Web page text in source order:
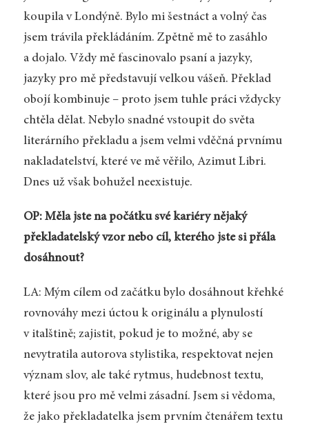
koupila v Londýně. Bylo mi šestnáct a volný čas
jsem trávila překládáním. Zpětně mě to zasáhlo
a dojalo. Vždy mě fascinovalo psaní a jazyky,
jazyky pro mě představují velkou vášeň. Překlad
obojí kombinuje – proto jsem tuhle práci vždycky
chtěla dělat. Nebylo snadné vstoupit do světa
literárního překladu a jsem velmi vděčná prvnímu
nakladatelství, které ve mě věřilo, Azimut Libri.
Dnes už však bohužel neexistuje.
OP: Měla jste na počátku své kariéry nějaký
překladatelský vzor nebo cíl, kterého jste si přála
dosáhnout?
LA: Mým cílem od začátku bylo dosáhnout křehké
rovnováhy mezi úctou k originálu a plynulostí
v italštině; zajistit, pokud je to možné, aby se
nevytratila autorova stylistika, respektovat nejen
význam slov, ale také rytmus, hudebnost textu,
které jsou pro mě velmi zásadní. Jsem si vědoma,
že jako překladatelka jsem prvním čtenářem textu